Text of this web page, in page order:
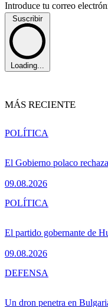
Introduce tu correo
Suscribir
Loading...
MÁS RECIENTE
El Gobierno polaco
09.08.2026
POLÍTICA
El partido gobernante de
09.08.2026
POLÍTICA
Un dron penetra en
DEFENSA